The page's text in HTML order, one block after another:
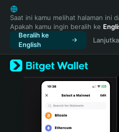
English
日本語
Tiếng Việt
Русский
Español (Latinoamérica)
Türkçe
Italiano
Saat ini kamu melihat halaman ini
Apakah kamu ingin beralih ke
Beralih ke
English